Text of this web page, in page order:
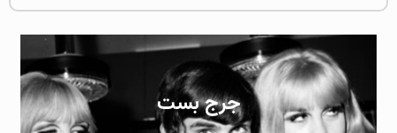
جرج بست